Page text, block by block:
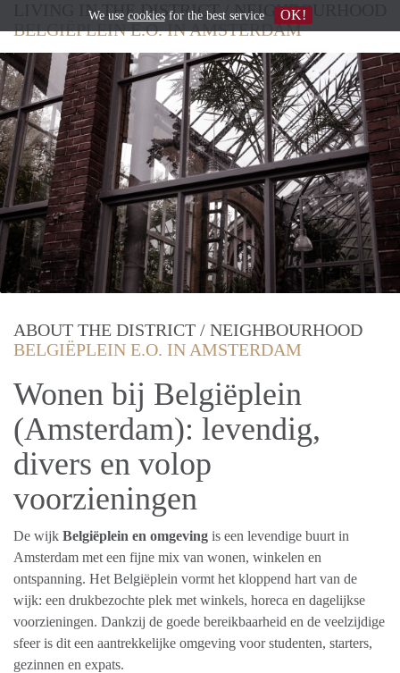
LIVING IN THE DISTRICT / NEIGHBOURHOOD
BELGIËPLEIN E.O. IN AMSTERDAM
ABOUT THE DISTRICT / NEIGHBOURHOOD
BELGIËPLEIN E.O. IN AMSTERDAM
Wonen bij Belgiëplein
(Amsterdam): levendig,
divers en volop
voorzieningen
De wijk Belgiëplein en omgeving is een levendige buurt in
Amsterdam met een fijne mix van wonen, winkelen en
ontspanning. Het Belgiëplein vormt het kloppend hart van de
wijk: een drukbezochte plek met winkels, horeca en dagelijkse
voorzieningen. Dankzij de goede bereikbaarheid en de veelzijdige
sfeer is dit een aantrekkelijke omgeving voor studenten, starters,
gezinnen en expats.
We use cookiesfor the best service OK!